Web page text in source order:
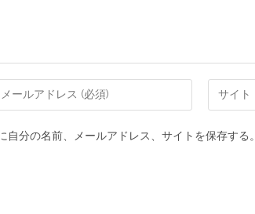
分の名前、メールアドレス、サイトを保存する。